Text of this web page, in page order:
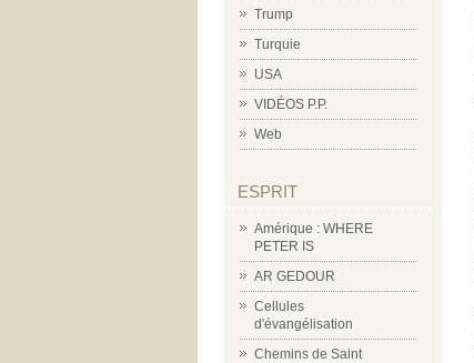
Trump
Turquie
USA
VIDÉOS P.P.
Web
ESPRIT
Amérique : WHERE
PETER IS
AR GEDOUR
Cellules
d'évangélisation
Chemins de Saint